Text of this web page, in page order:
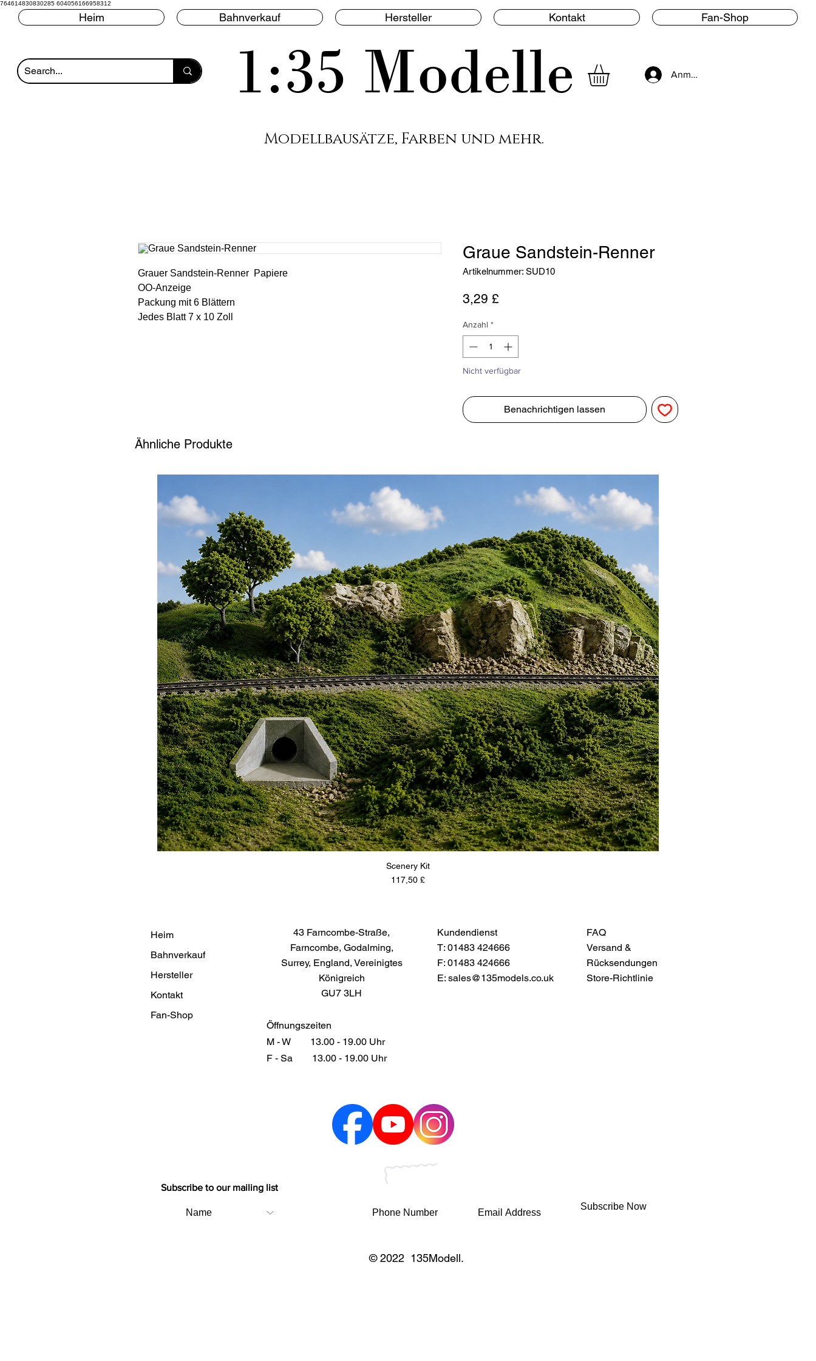
764614830830285 604056166958312
Heim Bahnverkauf Hersteller Kontakt Fan-Shop
1:35 Modelle Anmelden
Modellbausätze, Farben und mehr.
Grauer Sandstein-Renner Papiere
OO-Anzeige
Packung mit 6 Blättern
Jedes Blatt 7 x 10 Zoll
Graue Sandstein-Renner
Artikelnummer: SUD10
3,29 £
Anzahl *
Nicht verfügbar
Benachrichtigen lassen
Ähnliche Produkte
Scenery Kit
Preis
117,50 £
Heim
Bahnverkauf
Hersteller
Kontakt
Fan-Shop
43 Farncombe-Straße,
Farncombe, Godalming,
Surrey, England, Vereinigtes
Königreich
GU7 3LH
Öffnungszeiten
M - W
13.00 - 19.00 Uhr
F - Sa
13.00 - 19.00 Uhr
Kundendienst
T: 01483 424666
F: 01483 424666
E: sales@135models.co.uk
FAQ
Versand &
Rücksendungen
Store-Richtlinie
Subscribe to our mailing list
Subscribe Now
© 2022 135Modell.